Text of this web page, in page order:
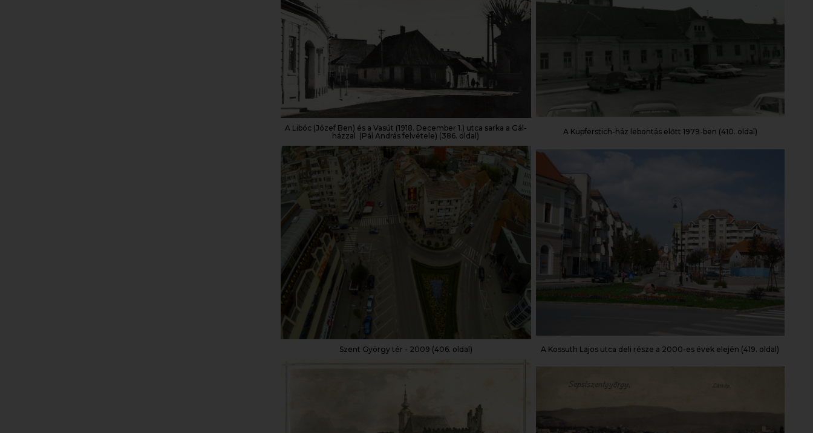
A Libóc (Józef Ben) és a Vasút (1918. December 1.) utca sarka a Gál-
házzal (Pál András felvétele) (386. oldal)
A Kupferstich-ház lebontás előtt 1979-ben (410. oldal)
Szent György tér - 2009 (406. oldal) A Kossuth Lajos utca deli része a 2000-es évek elején (419. oldal)